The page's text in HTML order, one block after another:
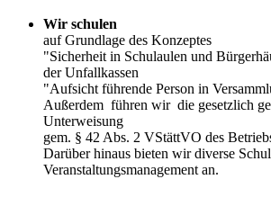
Wir schulen
auf Grundlage des Konzeptes
"Sicherheit in Schulaulen und
der Unfallkassen
"Aufsicht führende Person in
Außerdem führen wir die gesetzlich
Unterweisung
gem. § 42 Abs. 2 VStättVO des
Darüber hinaus bieten wir diverse
Veranstaltungsmanagement an.